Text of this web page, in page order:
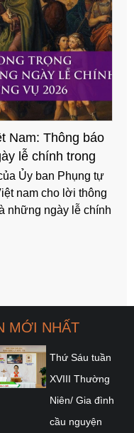
và lễ Các
Phụng tự về việc
Đẳng Linh hồn năm
MỚI NHẤT
Thứ Sáu tuần
XVIII Thường
Niên/ Gia đình
cầu nguyện